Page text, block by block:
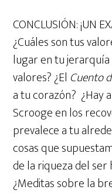
CONCLUSIÓN: ¡UN
¿Cuáles son tus
lugar en tu
valores? ¿El Cuento
a tu corazón? ¿Hay
Scrooge en los
prevalece a tu
cosas que
de la riqueza del ser
¿Meditas sobre la